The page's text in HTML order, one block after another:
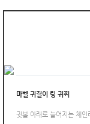
마벨 귀걸이 링 귀찌
귓볼 아래로 늘어지는 체